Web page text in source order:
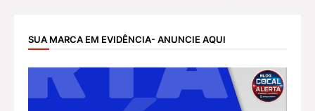
SUA MARCA EM EVIDÊNCIA- ANUNCIE AQUI